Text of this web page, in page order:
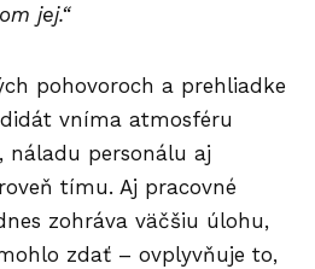
jej.“
pohovoroch a prehliadke
vníma atmosféru
náladu personálu aj
tímu. Aj pracovné
zohráva väčšiu úlohu,
zdať – ovplyvňuje to,